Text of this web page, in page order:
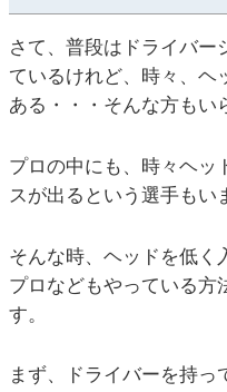
さて、普段はドライバー
ているけれど、時々、ヘ
ある・・・そんな方もい
プロの中にも、時々ヘッ
スが出るという選手もい
そんな時、ヘッドを低く
プロなどもやっている方
す。
まず、ドライバーを持